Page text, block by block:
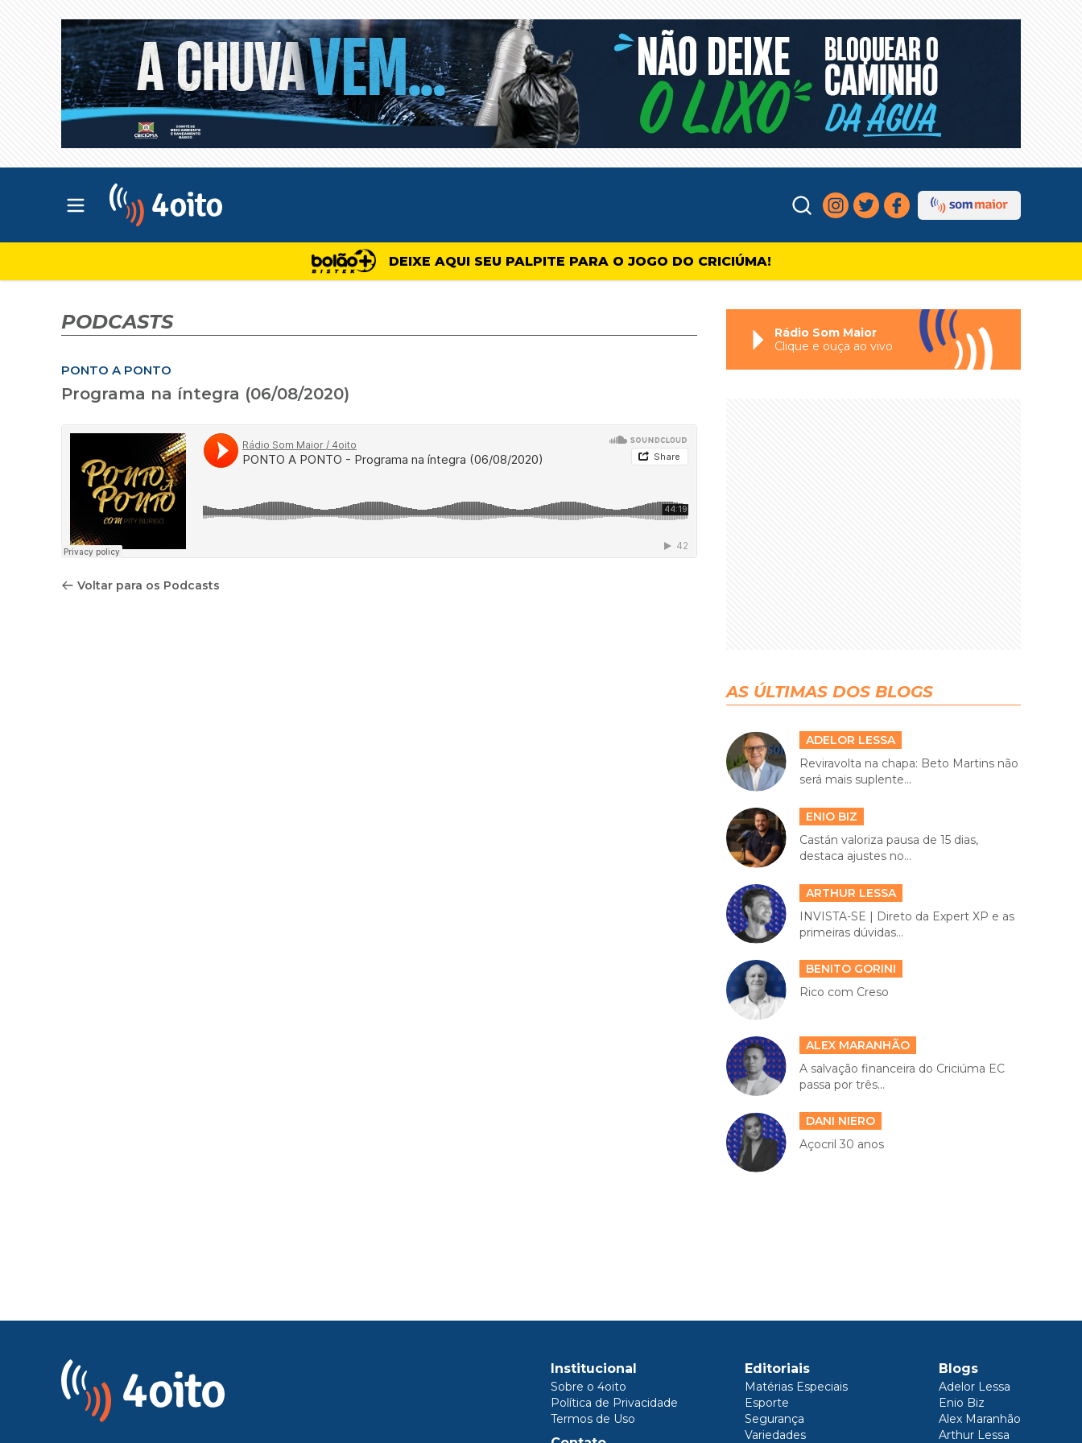
Abrir menu principal
DEIXE AQUI SEU PALPITE PARA O JOGO DO CRICIÚMA!
PODCASTS
PONTO A PONTO
Programa na íntegra (06/08/2020)
Voltar para os Podcasts
Rádio Som Maior
Clique e ouça ao vivo
AS ÚLTIMAS DOS BLOGS
ADELOR LESSA
Reviravolta na chapa: Beto Martins não
será mais suplente...
ENIO BIZ
Castán valoriza pausa de 15 dias,
destaca ajustes no...
ARTHUR LESSA
INVISTA-SE | Direto da Expert XP e as
primeiras dúvidas...
BENITO GORINI
Rico com Creso
ALEX MARANHÃO
A salvação financeira do Criciúma EC
passa por três...
DANI NIERO
Açocril 30 anos
Institucional
Sobre o 4oito
Política de Privacidade
Termos de Uso
Editoriais
Matérias Especiais
Esporte
Segurança
Variedades
Blogs
Adelor Lessa
Enio Biz
Alex Maranhão
Arthur Lessa